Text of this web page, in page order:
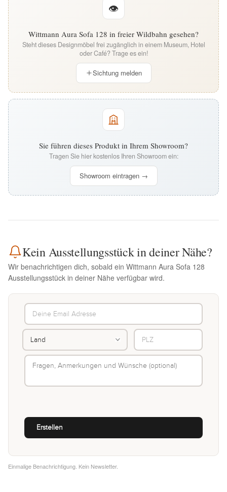
👁
Wittmann Aura Sofa 128 in freier Wildbahn gesehen?
Steht dieses Designmöbel frei zugänglich in einem Museum, Hotel
oder Café? Trage es ein!
Sichtung melden
Sie führen dieses Produkt in Ihrem Showroom?
Tragen Sie hier kostenlos Ihren Showroom ein:
Showroom eintragen →
Kein Ausstellungsstück in deiner Nähe?
Wir benachrichtigen dich, sobald ein Wittmann Aura Sofa 128
Ausstellungsstück in deiner Nähe verfügbar wird.
Einmalige Benachrichtigung. Kein Newsletter.